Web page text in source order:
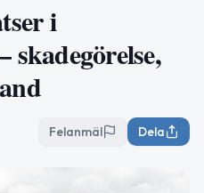
i
skadegörelse,
Felanmäl Dela